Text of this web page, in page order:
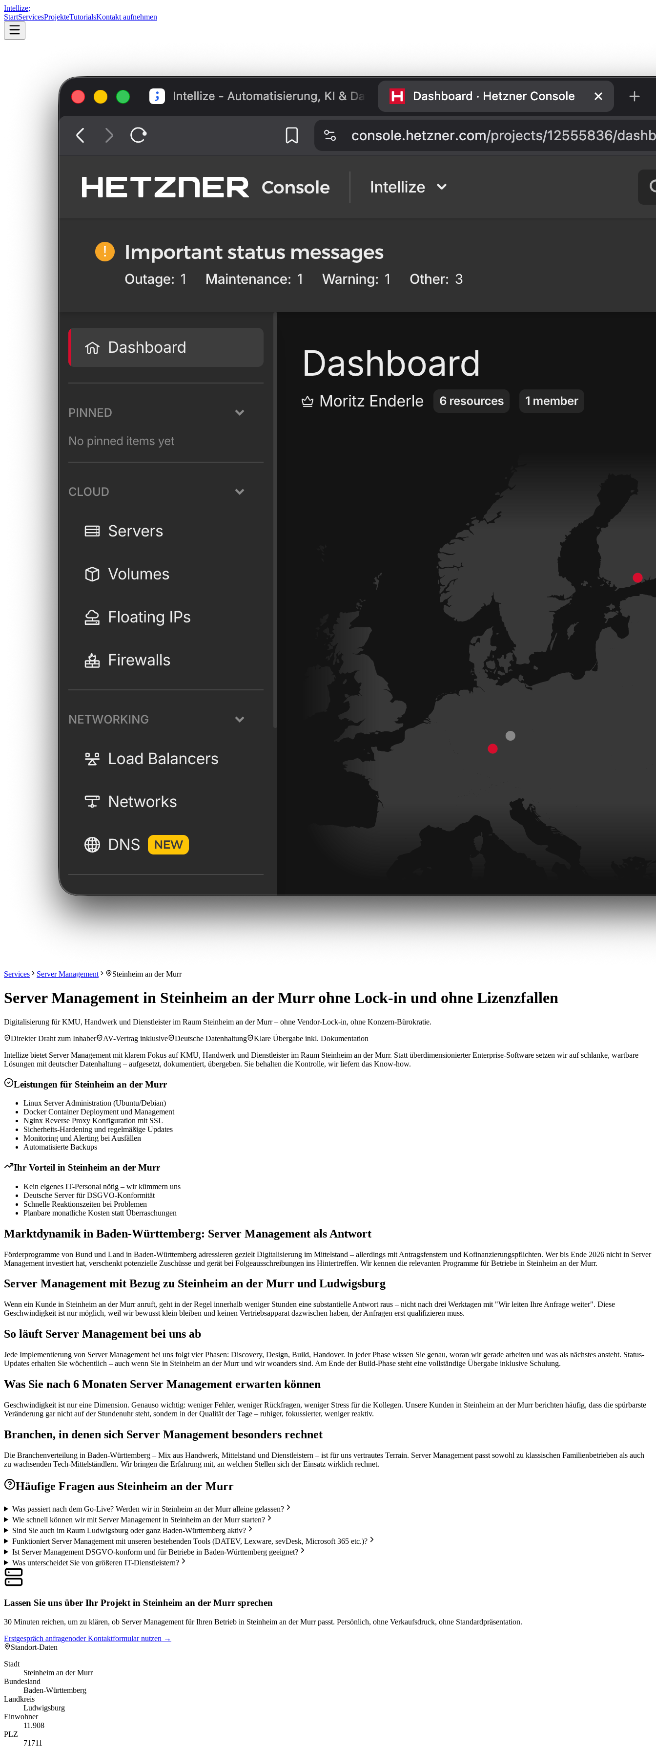
Intellize;
StartServicesProjekteTutorialsKontakt aufnehmen
Services Server Management Steinheim an der Murr
Server Management in Steinheim an der Murr ohne Lock-in und ohne Lizenzfallen
Digitalisierung für KMU, Handwerk und Dienstleister im Raum Steinheim an der Murr – ohne Vendor-Lock-in, ohne Konzern-Bürokratie.
Direkter Draht zum Inhaber
AV-Vertrag inklusive Deutsche Datenhaltung
Klare Übergabe inkl. Dokumentation
Intellize bietet Server Management mit klarem Fokus auf KMU, Handwerk und Dienstleister im Raum Steinheim an der Murr. Statt überdimensionierter Enterprise-Software setzen wir auf schlanke, wartbare
Lösungen mit deutscher Datenhaltung – aufgesetzt, dokumentiert, übergeben. Sie behalten die Kontrolle, wir liefern das Know-how.
Leistungen für Steinheim an der Murr
Linux Server Administration (Ubuntu/Debian)
Docker Container Deployment und Management
Nginx Reverse Proxy Konfiguration mit SSL
Sicherheits-Hardening und regelmäßige Updates
Monitoring und Alerting bei Ausfällen
Automatisierte Backups
Ihr Vorteil in Steinheim an der Murr
Kein eigenes IT-Personal nötig – wir kümmern uns
Deutsche Server für DSGVO-Konformität
Schnelle Reaktionszeiten bei Problemen
Planbare monatliche Kosten statt Überraschungen
Marktdynamik in Baden-Württemberg: Server Management als Antwort
Förderprogramme von Bund und Land in Baden-Württemberg adressieren gezielt Digitalisierung im Mittelstand – allerdings mit Antragsfenstern und Kofinanzierungspflichten. Wer bis Ende 2026 nicht in Server
Management investiert hat, verschenkt potenzielle Zuschüsse und gerät bei Folgeausschreibungen ins Hintertreffen. Wir kennen die relevanten Programme für Betriebe in Steinheim an der Murr.
Server Management mit Bezug zu Steinheim an der Murr und Ludwigsburg
Wenn ein Kunde in Steinheim an der Murr anruft, geht in der Regel innerhalb weniger Stunden eine substantielle Antwort raus – nicht nach drei Werktagen mit "Wir leiten Ihre Anfrage weiter". Diese
Geschwindigkeit ist nur möglich, weil wir bewusst klein bleiben und keinen Vertriebsapparat dazwischen haben, der Anfragen erst qualifizieren muss.
So läuft Server Management bei uns ab
Jede Implementierung von Server Management bei uns folgt vier Phasen: Discovery, Design, Build, Handover. In jeder Phase wissen Sie genau, woran wir gerade arbeiten und was als nächstes ansteht. Status-
Updates erhalten Sie wöchentlich – auch wenn Sie in Steinheim an der Murr und wir woanders sind. Am Ende der Build-Phase steht eine vollständige Übergabe inklusive Schulung.
Was Sie nach 6 Monaten Server Management erwarten können
Geschwindigkeit ist nur eine Dimension. Genauso wichtig: weniger Fehler, weniger Rückfragen, weniger Stress für die Kollegen. Unsere Kunden in Steinheim an der Murr berichten häufig, dass die spürbarste
Veränderung gar nicht auf der Stundenuhr steht, sondern in der Qualität der Tage – ruhiger, fokussierter, weniger reaktiv.
Branchen, in denen sich Server Management besonders rechnet
Die Branchenverteilung in Baden-Württemberg – Mix aus Handwerk, Mittelstand und Dienstleistern – ist für uns vertrautes Terrain. Server Management passt sowohl zu klassischen Familienbetrieben als auch
zu wachsenden Tech-Mittelständlern. Wir bringen die Erfahrung mit, an welchen Stellen sich der Einsatz wirklich rechnet.
Häufige Fragen aus Steinheim an der Murr
Was passiert nach dem Go-Live? Werden wir in Steinheim an der Murr alleine gelassen?
Wie schnell können wir mit Server Management in Steinheim an der Murr starten?
Sind Sie auch im Raum Ludwigsburg oder ganz Baden-Württemberg aktiv?
Funktioniert Server Management mit unseren bestehenden Tools (DATEV, Lexware, sevDesk, Microsoft 365 etc.)?
Ist Server Management DSGVO-konform und für Betriebe in Baden-Württemberg geeignet?
Was unterscheidet Sie von größeren IT-Dienstleistern?
Lassen Sie uns über Ihr Projekt in Steinheim an der Murr sprechen
30 Minuten reichen, um zu klären, ob Server Management für Ihren Betrieb in Steinheim an der Murr passt. Persönlich, ohne Verkaufsdruck, ohne Standardpräsentation.
Erstgespräch anfragenoder Kontaktformular nutzen →
Standort-Daten
Stadt
Steinheim an der Murr
Bundesland
Baden-Württemberg
Landkreis
Ludwigsburg
Einwohner
11.908
PLZ
71711